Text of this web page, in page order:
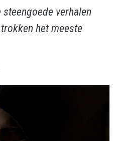
verhalen
het meeste